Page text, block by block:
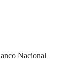
Nacional